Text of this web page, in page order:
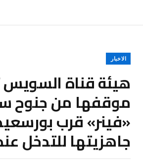
الاخبار
هيئة قناة
موقفها من جنوح
«فينر» قرب
جاهزيتها للتدخل